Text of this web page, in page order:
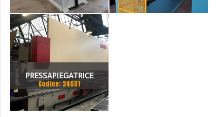
PRESSAPIEGATRICE
BEYELER DEL 2002 A CNC
7.200 MM X 200 TON
Codice: 34601